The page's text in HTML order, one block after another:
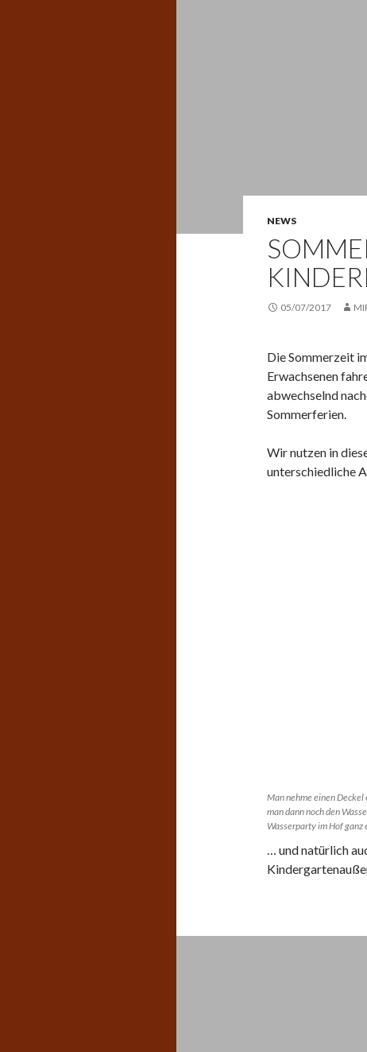
NEWS
05/07/2017
Die Sommerzeit
Erwachsenen
abwechselnd
Sommerferien.
Wir nutzen in
unterschiedliche
Man nehme einen
man dann noch den
Wasserparty im Hof ganz
… und natürlich